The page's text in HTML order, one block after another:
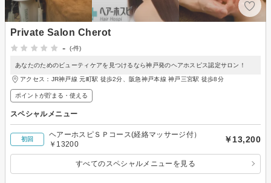
Private Salon Cherot
-
(-件)
あなたのためのビューティケアを見つけるなら神戸発のヘアホスピス認定サロン！
アクセス：JR神戸線 元町駅 徒歩2分、阪急神戸本線 神戸三宮駅 徒歩8分
ポイントが貯まる・使える
スペシャルメニュー
初回
ヘアーホスピＳＰコース(経絡マッサージ付）
￥13200
￥13,200
すべてのスペシャルメニューを見る